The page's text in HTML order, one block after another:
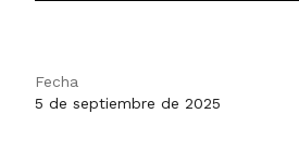
Fecha
5 de septiembre de 2025